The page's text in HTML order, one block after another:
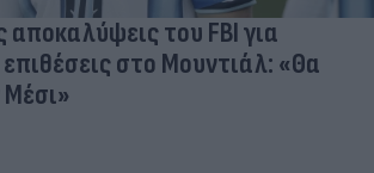
αποκαλύψεις του FBI για
στο Μουντιάλ: «Θα